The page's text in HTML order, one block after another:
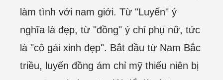
làm tình với nam giới. Từ "Luyến" ý
nghĩa là đẹp, từ "đồng" ý chỉ phụ nữ, tức
là "cô gái xinh đẹp". Bắt đầu từ Nam Bắc
triều, luyến đồng ám chỉ mỹ thiếu niên bị